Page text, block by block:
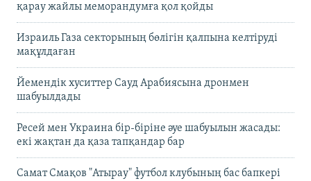
қарау жайлы меморандумға қол қойды
Израиль Газа секторының бөлігін қалпына келтіруді
мақұлдаған
Йемендік хуситтер Сауд Арабиясына дронмен
шабуылдады
Ресей мен Украина бір-біріне әуе шабуылын жасады:
екі жақтан да қаза тапқандар бар
Самат Смақов "Атырау" футбол клубының бас бапкері